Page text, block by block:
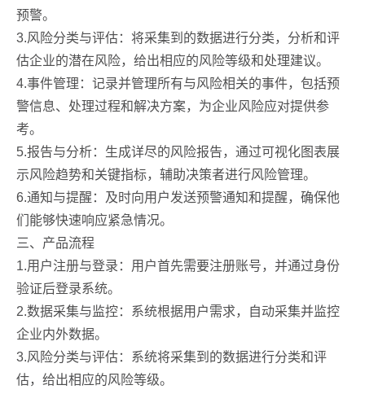
预警。
3.风险分类与评估：将采集到的数据进行分类，分析和评
估企业的潜在风险，给出相应的风险等级和处理建议。
4.事件管理：记录并管理所有与风险相关的事件，包括预
警信息、处理过程和解决方案，为企业风险应对提供参
考。
5.报告与分析：生成详尽的风险报告，通过可视化图表展
示风险趋势和关键指标，辅助决策者进行风险管理。
6.通知与提醒：及时向用户发送预警通知和提醒，确保他
们能够快速响应紧急情况。
三、产品流程
1.用户注册与登录：用户首先需要注册账号，并通过身份
验证后登录系统。
2.数据采集与监控：系统根据用户需求，自动采集并监控
企业内外数据。
3.风险分类与评估：系统将采集到的数据进行分类和评
估，给出相应的风险等级。